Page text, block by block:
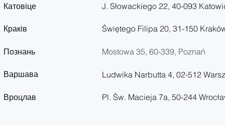
Катовіце
Краків
Познань
Варшава
Вроцлав
J. Słowackiego 22, 40-093
Świętego Filipa 20, 31-150
Mostowa 35, 60-339, Poznań
Ludwika Narbutta 4, 02-512
Pl. Św. Macieja 7a, 50-244